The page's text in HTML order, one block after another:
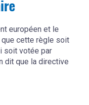
européen et le
que cette règle soit
soit votée par
dit que la directive